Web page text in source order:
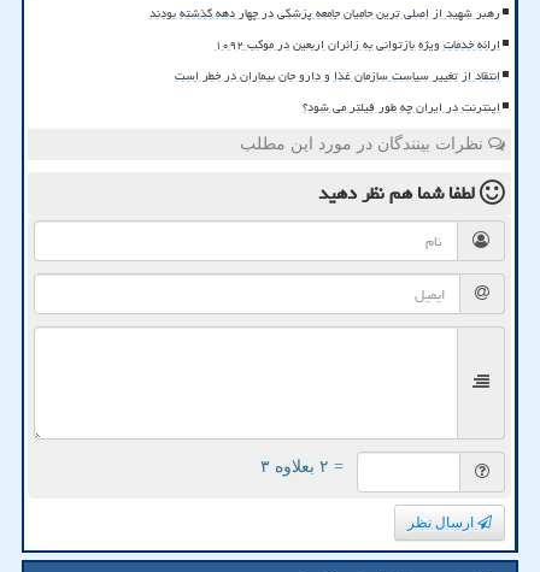
رهبر شهید از اصلی ترین حامیان جامعه پزشکی در چهار دهه گذشته بودند
ارائه خدمات ویژه بازتوانی به زائران اربعین در موکب ۱۰۹۲
انتقاد از تغییر سیاست سازمان غذا و دارو جان بیماران در خطر است
اینترنت در ایران چه طور فیلتر می شود؟
نظرات بینندگان در مورد این مطلب
لطفا شما همنظر دهید
= ۲ بعلاوه ۳
ارسال نظر